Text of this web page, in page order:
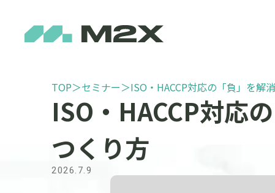
TOP＞セミナー＞ISO・HACCP対応の「負」を解
ISO・HACCP対応
つくり方
2026.7.9